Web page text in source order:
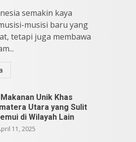
semakin kaya
musisi baru yang
tetapi juga membawa
Unik Khas
Utara yang Sulit
di Wilayah Lain
11, 2025